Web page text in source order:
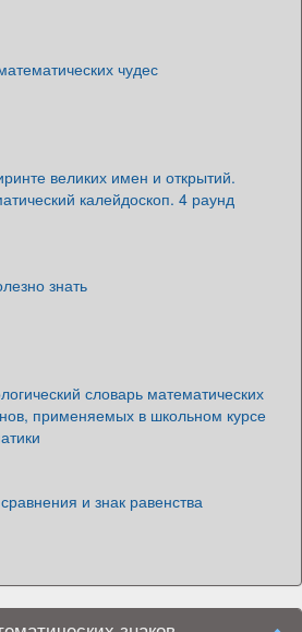
чудес
великих имен и открытий.
калейдоскоп. 4 раунд
знать
словарь математических
применяемых в школьном курсе
и знак равенства